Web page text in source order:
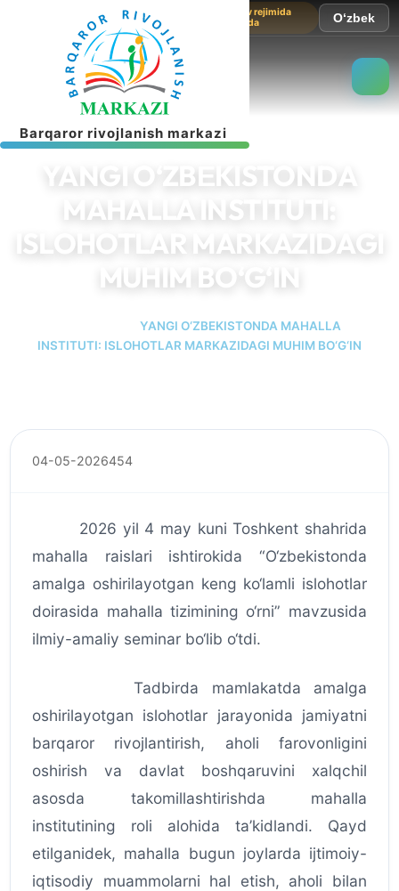
Barqaror rivojlanish markazi
Sayt sinov rejimida
ishlamoqda
O‘zbek
YANGI O‘ZBЕKISTONDA
MAHALLA INSTITUTI:
ISLOHOTLAR MARKAZIDAGI
MUHIM BO‘G‘IN
YANGI O‘ZBЕKISTONDA MAHALLA
INSTITUTI: ISLOHOTLAR MARKAZIDAGI MUHIM BO‘G‘IN
04-05-2026454
2026 yil 4 may kuni Toshkent shahrida
mahalla raislari ishtirokida “O‘zbekistonda
amalga oshirilayotgan keng ko‘lamli islohotlar
doirasida mahalla tizimining o‘rni” mavzusida
ilmiy-amaliy seminar bo‘lib o‘tdi.
Tadbirda mamlakatda amalga
oshirilayotgan islohotlar jarayonida jamiyatni
barqaror rivojlantirish, aholi farovonligini
oshirish va davlat boshqaruvini xalqchil
asosda takomillashtirishda mahalla
institutining roli alohida ta’kidlandi. Qayd
etilganidek, mahalla bugun joylarda ijtimoiy-
iqtisodiy muammolarni hal etish, aholi bilan